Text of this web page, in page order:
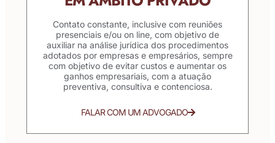
Contato constante, inclusive com reuniões
presenciais e/ou on line, com objetivo de
auxiliar na análise jurídica dos procedimentos
adotados por empresas e empresários, sempre
com objetivo de evitar custos e aumentar os
ganhos empresariais, com a atuação
preventiva, consultiva e contenciosa.
FALAR COM UM ADVOGADO